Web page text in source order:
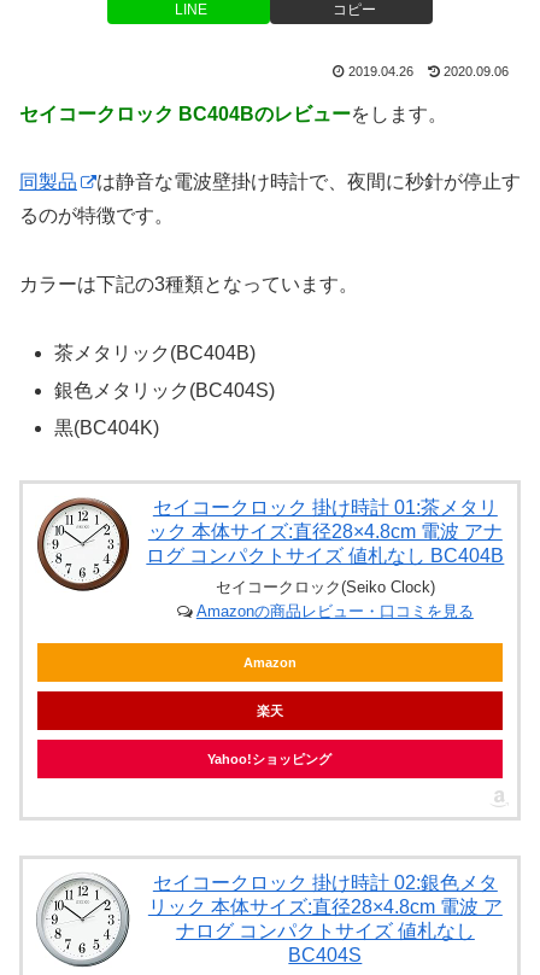
LINE コピー
2019.04.26 2020.09.06
セイコークロック BC404Bのレビューをします。
同製品
は静音な電波壁掛け時計で、夜間に秒針が停止す
るのが特徴です。
カラーは下記の3種類となっています。
茶メタリック(BC404B)
銀色メタリック(BC404S)
黒(BC404K)
セイコークロック 掛け時計 01:茶メタリ
ック 本体サイズ:直径28×4.8cm 電波 アナ
ログ コンパクトサイズ 値札なし BC404B
セイコークロック(Seiko Clock)
Amazonの商品レビュー・口コミを見る
Amazon
楽天
Yahoo!ショッピング
セイコークロック 掛け時計 02:銀色メタ
リック 本体サイズ:直径28×4.8cm 電波 ア
ナログ コンパクトサイズ 値札なし
BC404S